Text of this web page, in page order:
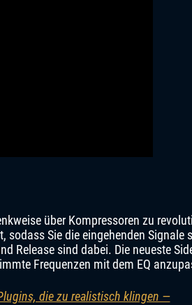
über Kompressoren zu
Sie die eingehenden Signale
Release sind dabei. Die neueste
Frequenzen mit dem EQ
die zu realistisch klingen —